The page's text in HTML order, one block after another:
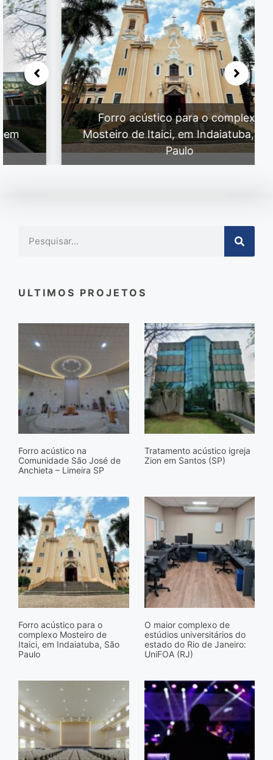
Forro acústico para o complexo
Mosteiro de Itaici, em Indaiatuba, São
Paulo
ULTIMOS PROJETOS
Forro acústico na
Comunidade São José de
Anchieta – Limeira SP
Tratamento acústico igreja
Zion em Santos (SP)
Forro acústico para o
complexo Mosteiro de
Itaici, em Indaiatuba, São
Paulo
O maior complexo de
estúdios universitários do
estado do Rio de Janeiro:
UniFOA (RJ)